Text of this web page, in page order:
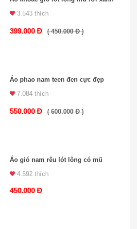
3.543 thích
399.000 Đ ( 450.000 Đ )
Áo phao nam teen đen cực đẹp
7.084 thích
550.000 Đ ( 600.000 Đ )
Áo gió nam rêu lót lông có mũ
4.592 thích
450.000 Đ